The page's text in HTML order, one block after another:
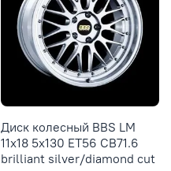
Диск колесный BBS LM
11x18 5x130 ET56 CB71.6
brilliant silver/diamond cut